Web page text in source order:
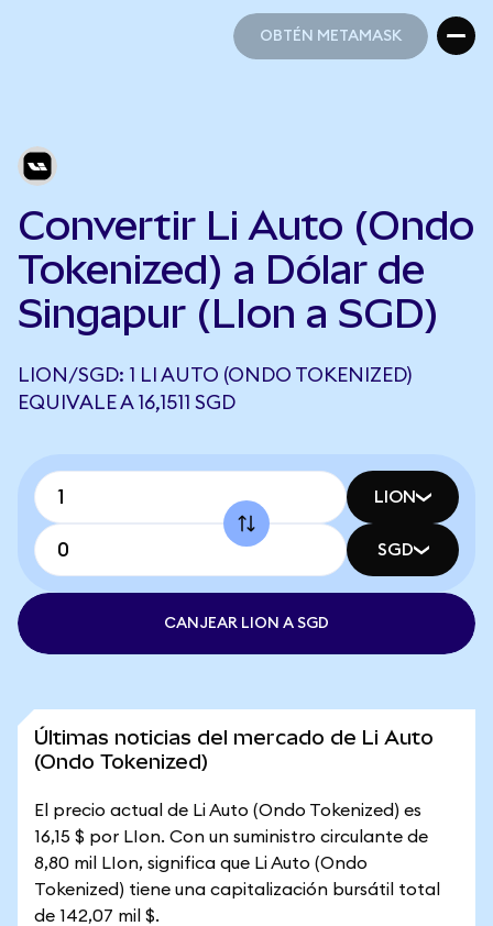
OBTÉN METAMASK
Convertir Li Auto (Ondo
Tokenized) a Dólar de
Singapur (LIon a SGD)
LION/SGD: 1 LI AUTO (ONDO TOKENIZED)
EQUIVALE A 16,1511 SGD
LION
SGD
CANJEAR LION A SGD
Últimas noticias del mercado de Li Auto
(Ondo Tokenized)
El precio actual de Li Auto (Ondo Tokenized) es
16,15 $ por LIon. Con un suministro circulante de
8,80 mil LIon, significa que Li Auto (Ondo
Tokenized) tiene una capitalización bursátil total
de 142,07 mil $.